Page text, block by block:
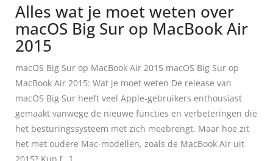
Alles wat je moet weten over
macOS Big Sur op MacBook Air
2015
macOS Big Sur op MacBook Air 2015 macOS Big Sur op
MacBook Air 2015: Wat je moet weten De release van
macOS Big Sur heeft veel Apple-gebruikers enthousiast
gemaakt vanwege de nieuwe functies en verbeteringen die
het besturingssysteem met zich meebrengt. Maar hoe zit
het met oudere Mac-modellen, zoals de MacBook Air uit